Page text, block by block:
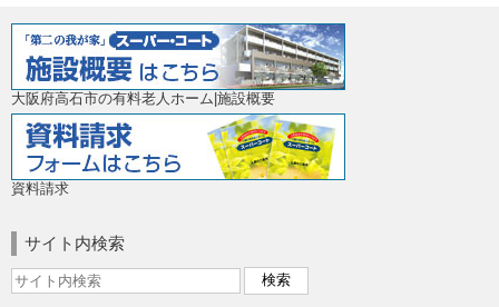
大阪府高石市の有料老人ホーム|施設概要
資料請求
サイト内検索